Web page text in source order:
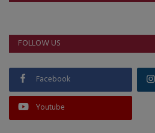
Support US
બજારના સમાચાર
નાણાંકીય સમાચાર
FOLLOW US
Facebook
Youtube